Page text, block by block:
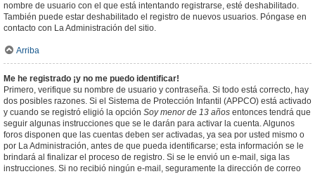
nombre de usuario con el que está intentando registrarse, esté deshabilitado.
También puede estar deshabilitado el registro de nuevos usuarios. Póngase en
contacto con La Administración del sitio.
Arriba
Me he registrado ¡y no me puedo identificar!
Primero, verifique su nombre de usuario y contraseña. Si todo está correcto, hay
dos posibles razones. Si el Sistema de Protección Infantil (APPCO) está activado
y cuando se registró eligió la opción Soy menor de 13 años entonces tendrá que
seguir algunas instrucciones que se le darán para activar la cuenta. Algunos
foros disponen que las cuentas deben ser activadas, ya sea por usted mismo o
por La Administración, antes de que pueda identificarse; esta información se le
brindará al finalizar el proceso de registro. Si se le envió un e-mail, siga las
instrucciones. Si no recibió ningún e-mail, seguramente la dirección de correo